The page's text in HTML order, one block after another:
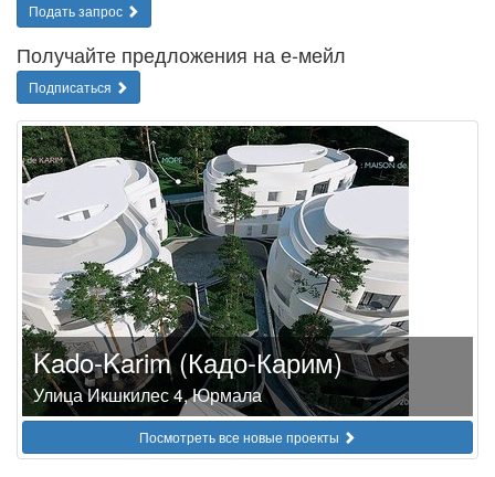
Подать запрос
Получайте предложения на е-мейл
Подписаться
Kado-Karim (Кадо-Карим)
Улица Икшкилес 4, Юрмала
Посмотреть все новые проекты